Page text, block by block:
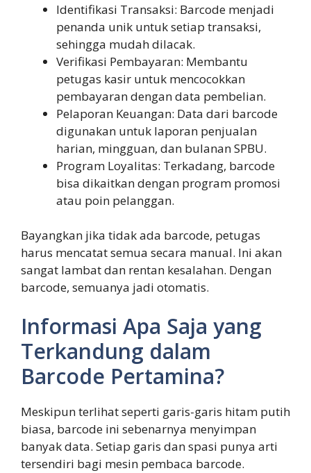
Identifikasi Transaksi: Barcode menjadi
penanda unik untuk setiap transaksi,
sehingga mudah dilacak.
Verifikasi Pembayaran: Membantu
petugas kasir untuk mencocokkan
pembayaran dengan data pembelian.
Pelaporan Keuangan: Data dari barcode
digunakan untuk laporan penjualan
harian, mingguan, dan bulanan SPBU.
Program Loyalitas: Terkadang, barcode
bisa dikaitkan dengan program promosi
atau poin pelanggan.
Bayangkan jika tidak ada barcode, petugas
harus mencatat semua secara manual. Ini akan
sangat lambat dan rentan kesalahan. Dengan
barcode, semuanya jadi otomatis.
Informasi Apa Saja yang
Terkandung dalam
Barcode Pertamina?
Meskipun terlihat seperti garis-garis hitam putih
biasa, barcode ini sebenarnya menyimpan
banyak data. Setiap garis dan spasi punya arti
tersendiri bagi mesin pembaca barcode.